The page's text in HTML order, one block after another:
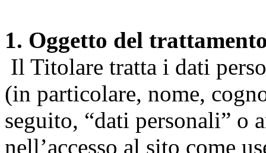
1. Oggetto del
Il Titolare tratta i dati
(in particolare, nome,
seguito, “dati personali” o
nell’accesso al sito come